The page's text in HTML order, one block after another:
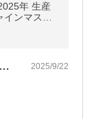
年 生産
ンマスカ
残念なお品でした。まず、宅配便の受け取… 2025/9/22